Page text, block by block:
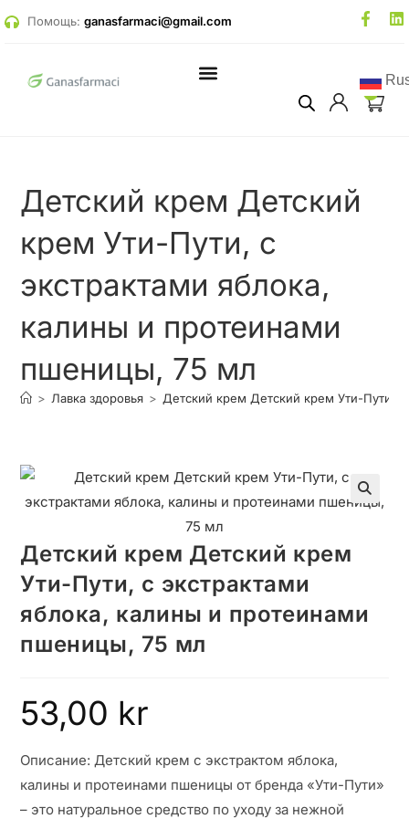
Помощь: ganasfarmaci@gmail.com
0
Детский крем Детский
крем Ути-Пути, с
экстрактами яблока,
калины и протеинами
пшеницы, 75 мл
> Лавка здоровья > Детский крем Детский крем Ути-Пути,
🔍
Детский крем Детский крем
Ути-Пути, с экстрактами
яблока, калины и протеинами
пшеницы, 75 мл
53,00 kr
Описание: Детский крем с экстрактом яблока,
калины и протеинами пшеницы от бренда «Ути-Пути»
– это натуральное средство по уходу за нежной